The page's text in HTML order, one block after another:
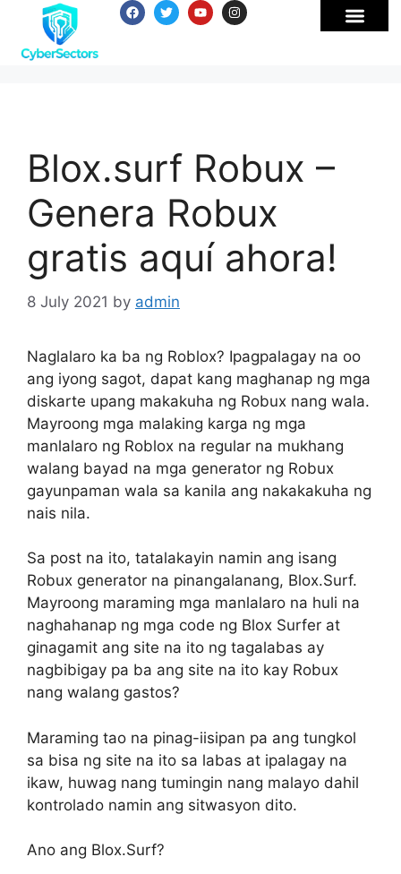
Blox.surf Robux –
Genera Robux
gratis aquí ahora!
8 July 2021 by admin
Naglalaro ka ba ng Roblox? Ipagpalagay na oo
ang iyong sagot, dapat kang maghanap ng mga
diskarte upang makakuha ng Robux nang wala.
Mayroong mga malaking karga ng mga
manlalaro ng Roblox na regular na mukhang
walang bayad na mga generator ng Robux
gayunpaman wala sa kanila ang nakakakuha ng
nais nila.
Sa post na ito, tatalakayin namin ang isang
Robux generator na pinangalanang, Blox.Surf.
Mayroong maraming mga manlalaro na huli na
naghahanap ng mga code ng Blox Surfer at
ginagamit ang site na ito ng tagalabas ay
nagbibigay pa ba ang site na ito kay Robux
nang walang gastos?
Maraming tao na pinag-iisipan pa ang tungkol
sa bisa ng site na ito sa labas at ipalagay na
ikaw, huwag nang tumingin nang malayo dahil
kontrolado namin ang sitwasyon dito.
Ano ang Blox.Surf?